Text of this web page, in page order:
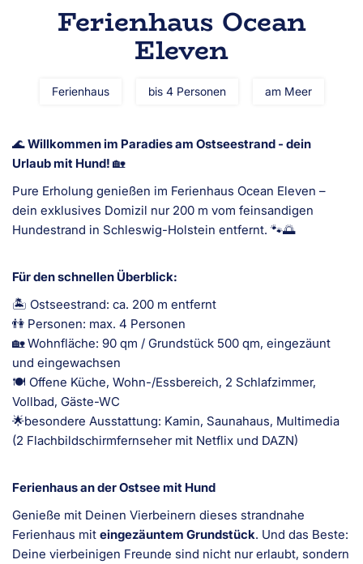
Ferienhaus Ocean
Eleven
Ferienhaus bis 4 Personen am Meer
🌊Willkommen im Paradies am Ostseestrand - dein
Urlaub mit Hund! 🏡
Pure Erholung genießen im Ferienhaus Ocean Eleven –
dein exklusives Domizil nur 200 m vom feinsandigen
Hundestrand in Schleswig-Holstein entfernt. 🐾🌅
Für den schnellen Überblick:
🏝 Ostseestrand: ca. 200 m entfernt
👫 Personen: max. 4 Personen
🏡 Wohnfläche: 90 qm / Grundstück 500 qm, eingezäunt
und eingewachsen
🍽 Offene Küche, Wohn-/Essbereich, 2 Schlafzimmer,
Vollbad, Gäste-WC
🌟besondere Ausstattung: Kamin, Saunahaus, Multimedia
(2 Flachbildschirmfernseher mit Netflix und DAZN)
Ferienhaus an der Ostsee mit Hund
Genieße mit Deinen Vierbeinern dieses strandnahe
Ferienhaus mit eingezäuntem Grundstück. Und das Beste:
Deine vierbeinigen Freunde sind nicht nur erlaubt, sondern